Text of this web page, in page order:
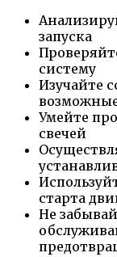
запуска
систему
Изучайте
Умейте
свечей
старта
Не